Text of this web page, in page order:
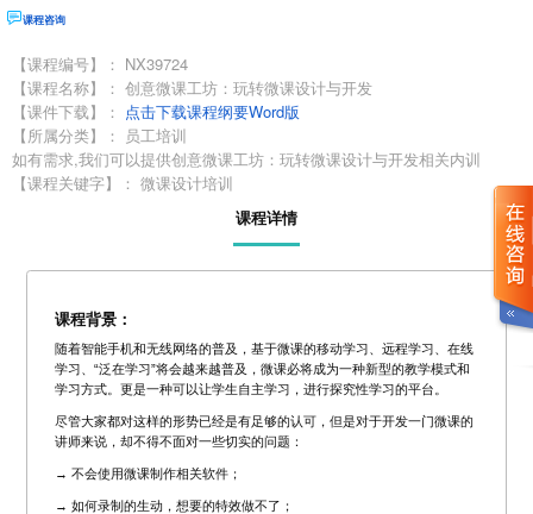
课程咨询
【课程编号】： NX39724
【课程名称】： 创意微课工坊：玩转微课设计与开发
【课件下载】： 点击下载课程纲要Word版
【所属分类】：
员工培训
如有需求,我们可以提供创意微课工坊：玩转微课设计与开发相关内训
【课程关键字】： 微课设计培训
课程详情
课程背景：
随着智能手机和无线网络的普及，基于微课的移动学习、远程学习、在线
学习、“泛在学习”将会越来越普及，微课必将成为一种新型的教学模式和
学习方式。更是一种可以让学生自主学习，进行探究性学习的平台。
尽管大家都对这样的形势已经是有足够的认可，但是对于开发一门微课的
讲师来说，却不得不面对一些切实的问题：
→ 不会使用微课制作相关软件；
→ 如何录制的生动，想要的特效做不了；